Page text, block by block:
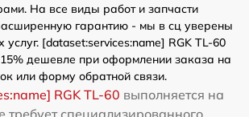
На все виды работ и запчасти
гарантию - мы в сц уверены
услуг. [dataset:services:name] RGK TL-60
15% дешевле при оформлении заказа на
или форму обратной связи.
RGK TL-60 выполняется на
требует специализированного